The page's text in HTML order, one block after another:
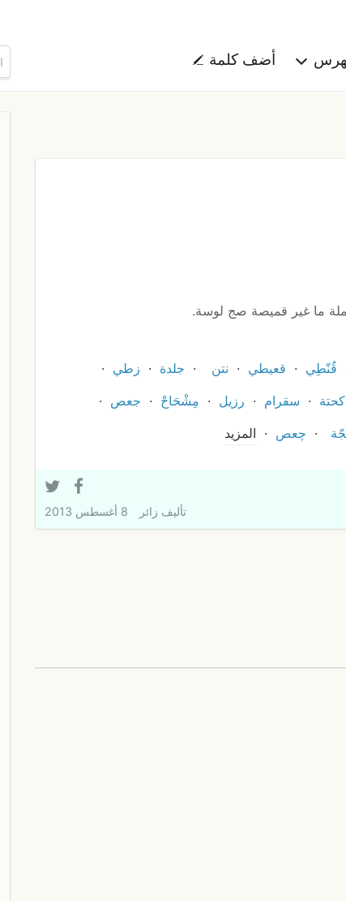
أضف كلمة
ما غير قميصة صج لوسة.
قُنّطِي قعيطي نتن جلدة
زطي
كحتة سقرام رزيل مِشْحَاحْ
جعص
چعص المزيد
تأليف زائر 8 أغسطس 2013